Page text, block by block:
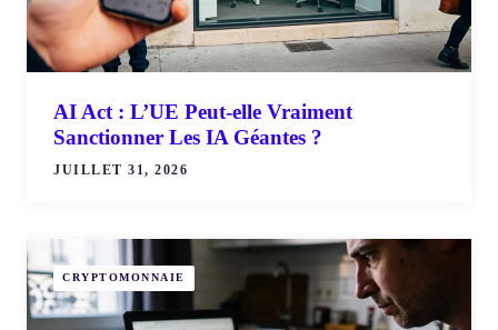
AI Act : L’UE Peut-elle Vraiment
Sanctionner Les IA Géantes ?
JUILLET 31, 2026
CRYPTOMONNAIE